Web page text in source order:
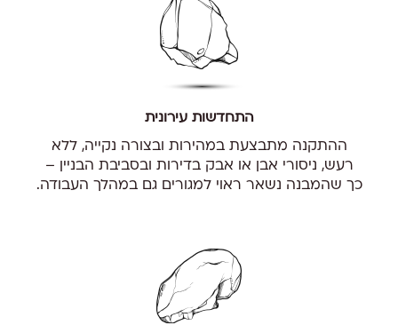
התחדשות עירונית
ההתקנה מתבצעת במהירות ובצורה נקייה, ללא
רעש, ניסורי אבן או אבק בדירות ובסביבת הבניין –
כך שהמבנה נשאר ראוי למגורים גם במהלך העבודה.